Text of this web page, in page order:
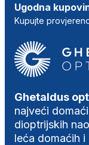
Ugodna
Kupujte
Ghetaldus
najveći
dioptrijskih
leća domaćih